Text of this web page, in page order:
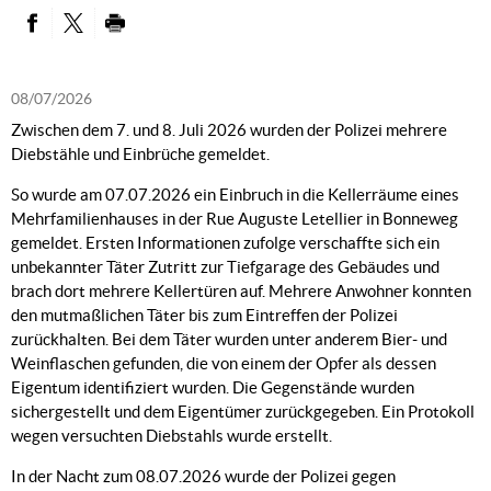
08/07/2026
Zwischen dem 7. und 8. Juli 2026 wurden der Polizei mehrere
Diebstähle und Einbrüche gemeldet.
So wurde am 07.07.2026 ein Einbruch in die Kellerräume eines
Mehrfamilienhauses in der Rue Auguste Letellier in Bonneweg
gemeldet. Ersten Informationen zufolge verschaffte sich ein
unbekannter Täter Zutritt zur Tiefgarage des Gebäudes und
brach dort mehrere Kellertüren auf. Mehrere Anwohner konnten
den mutmaßlichen Täter bis zum Eintreffen der Polizei
zurückhalten. Bei dem Täter wurden unter anderem Bier- und
Weinflaschen gefunden, die von einem der Opfer als dessen
Eigentum identifiziert wurden. Die Gegenstände wurden
sichergestellt und dem Eigentümer zurückgegeben. Ein Protokoll
wegen versuchten Diebstahls wurde erstellt.
In der Nacht zum 08.07.2026 wurde der Polizei gegen